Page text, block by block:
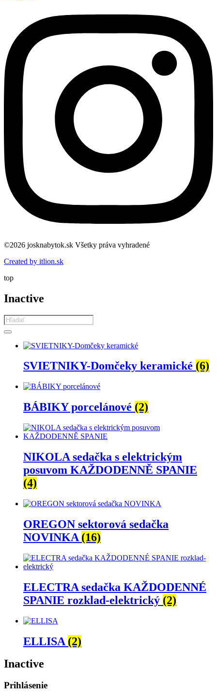
©2026 josknabytok.sk Všetky práva vyhradené
Created by itlion.sk
top
Inactive
Products
search
SVIETNIKY-Domčeky keramické (6)
BÁBIKY porcelánové (2)
NIKOLA sedačka s elektrickým
posuvom KAŽDODENNĚ SPANIE
(4)
OREGON sektorová sedačka
NOVINKA (16)
ELECTRA sedačka KAŽDODENNÉ
SPANIE rozklad-elektrický (2)
ELLISA (2)
Inactive
Prihlásenie